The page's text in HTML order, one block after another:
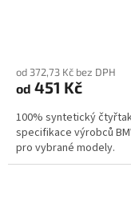
produktu
je
z
5
hvězdiček.
od 372,73 Kč bez DPH
od 451 Kč
100% syntetický
specifikace výrobců
pro vybrané modely.